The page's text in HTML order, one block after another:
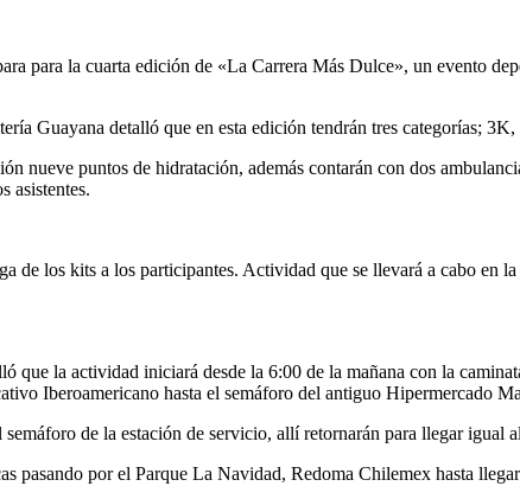
para la cuarta edición de «La Carrera Más Dulce», un evento
Guayana detalló que en esta edición tendrán tres categorías;
nueve puntos de hidratación, además contarán con dos
asistentes.
de los kits a los participantes. Actividad que se llevará a cabo
que la actividad iniciará desde la 6:00 de la mañana con la
Iberoamericano hasta el semáforo del antiguo Hipermercado
de la estación de servicio, allí retornarán para llegar igual
pasando por el Parque La Navidad, Redoma Chilemex hasta